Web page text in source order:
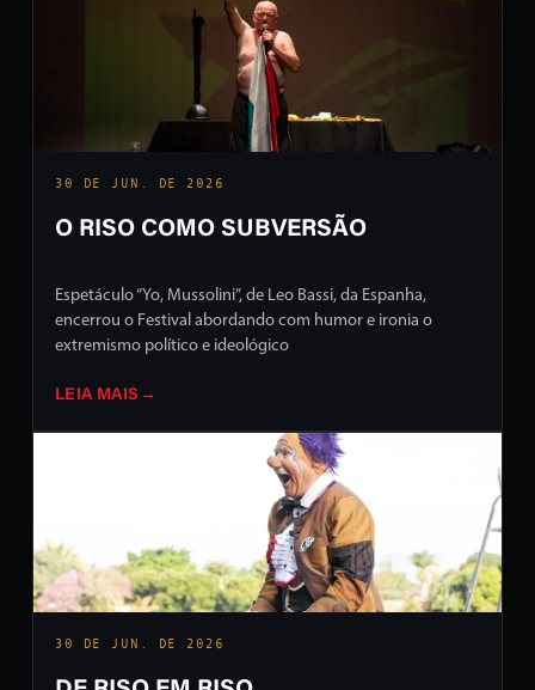
30 DE JUN. DE 2026
O RISO COMO SUBVERSÃO
Espetáculo “Yo, Mussolini”, de Leo Bassi, da Espanha,
encerrou o Festival abordando com humor e ironia o
extremismo político e ideológico
LEIA MAIS →
30 DE JUN. DE 2026